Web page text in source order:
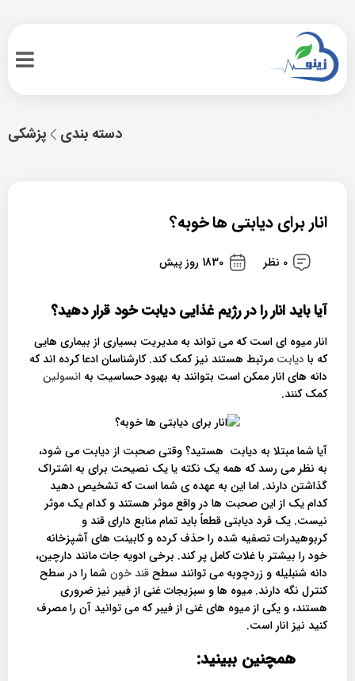
پزشکی دسته بندی
انار برای دیابتی ها خوبه؟
0 نظر 1830 روز پیش
آیا باید انار را در رژیم غذایی دیابت خود قرار دهید؟
انار میوه ای است که می تواند به مدیریت بسیاری از بیماری هایی
که با دیابت مرتبط هستند نیز کمک کند. کارشناسان ادعا کرده اند که
دانه های انار ممکن است بتوانند به بهبود حساسیت به انسولین
کمک کنند.
آیا شما مبتلا به دیابت هستید؟ وقتی صحبت از دیابت می شود،
به نظر می رسد که همه یک نکته یا یک نصیحت برای به اشتراک
گذاشتن دارند. اما این به عهده ی شما است که تشخیص دهید
کدام یک از این صحبت ها در واقع موثر هستند و کدام یک موثر
نیست. یک فرد دیابتی قطعاً باید تمام منابع دارای قند و
کربوهیدرات تصفیه شده را حذف کرده و کابینت های آشپزخانه
خود را بیشتر با غلات کامل پر کند. برخی ادویه جات مانند دارچین،
دانه شنبلیله و زردچوبه می توانند سطحقند خونشما را در سطح
کنترل نگه دارند. میوه ها و سبزیجات غنی از فیبر نیز ضروری
هستند، و یکی از میوه های غنی از فیبر که می توانید آن را مصرف
کنید نیز انار است.
همچنین ببینید: